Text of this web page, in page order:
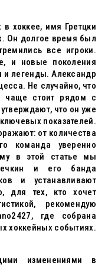
хоккее, имя Гретцки
Он долгое время был
все игроки.
и новые поколения
и легенды. Александр
Не случайно, что
чаще стоит рядом с
что он уже
показателей.
от количества
команда уверенно
в этой статье мы
и его банда
и устанавливают
для тех, кто хочет
рекомендую
где собрана
хоккейных событиях.
изменениями в